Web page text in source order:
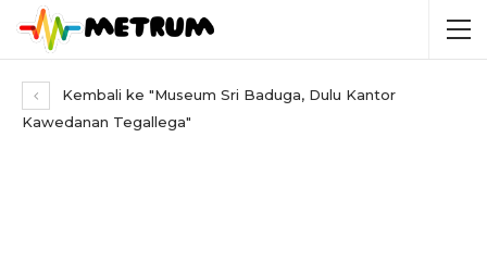
Kembali ke "Museum Sri Baduga, Dulu Kantor
Kawedanan Tegallega"